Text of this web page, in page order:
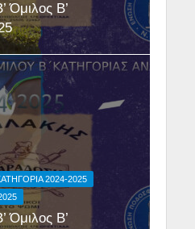
Όμιλος Β’
2024-2025
Όμιλος Β’